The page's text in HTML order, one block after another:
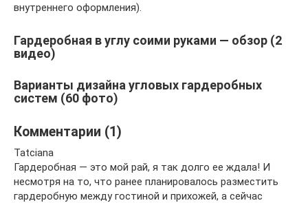
внутреннего оформления).
Гардеробная в углу соими руками — обзор (2
видео)
Варианты дизайна угловых гардеробных
систем (60 фото)
Комментарии (1)
Tatciana
Гардеробная — это мой рай, я так долго ее ждала! И
несмотря на то, что ранее планировалось разместить
гардеробную между гостиной и прихожей, а сейчас